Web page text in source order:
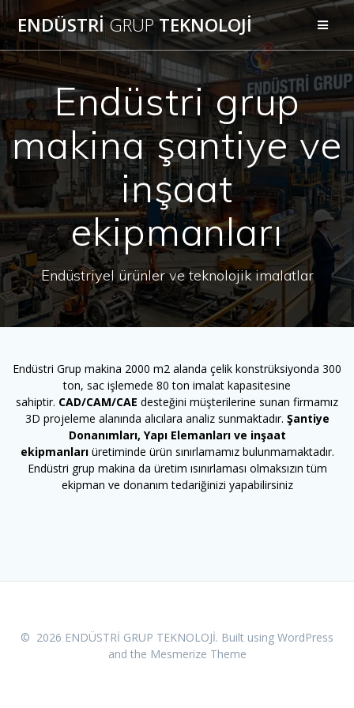
Skip
to
content
ENDÜSTRİGRUPTEKNOLOJİ
Endüstri grup
makina şantiye ve
inşaat
ekipmanları
Endüstriyel ürünler ve teknolojik imalatlar
Endüstri Grup makina 2000 m2 alanda çelik konstrüksiyonda 300
ton, sac işlemede 80 ton imalat kapasitesine
sahiptir. CAD/CAM/CAE desteğini müşterilerine sunan firmamız
3D projeleme alanında alıcılara analiz sunmaktadır. Şantiye
Donanımları, Yapı Elemanları ve inşaat
ekipmanlarıüretiminde ürün sınırlamamız bulunmamaktadır.
Endüstri grup makina da üretim ısınırlaması olmaksızın tüm
ekipman ve donanım tedariğinizi yapabilirsiniz
© 2026 ENDÜSTRİ GRUP TEKNOLOJİ. Built using WordPress
and the Mesmerize Theme